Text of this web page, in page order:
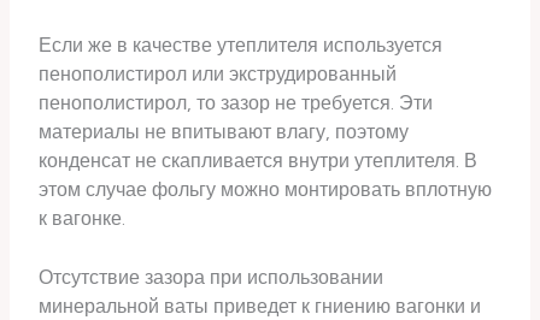
Если же в качестве утеплителя используется
пенополистирол или экструдированный
пенополистирол, то зазор не требуется. Эти
материалы не впитывают влагу, поэтому
конденсат не скапливается внутри утеплителя. В
этом случае фольгу можно монтировать вплотную
к вагонке.
Отсутствие зазора при использовании
минеральной ваты приведет к гниению вагонки и